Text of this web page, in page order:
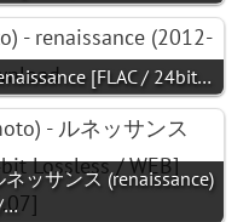
[FLAC / 24bit…
ッサンス (renaissance)
…